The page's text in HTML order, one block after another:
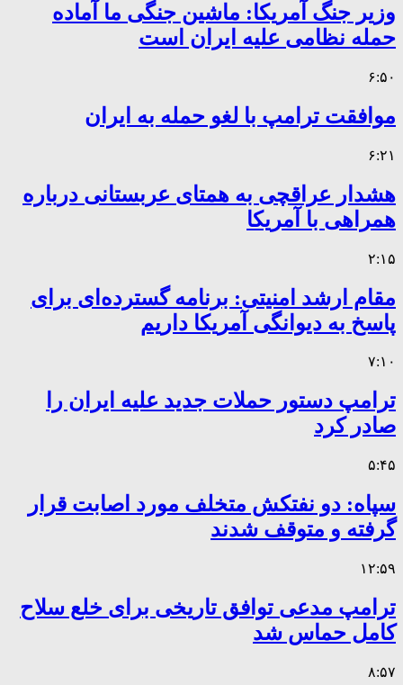
وزیر جنگ آمریکا: ماشین جنگی ما آماده
حمله نظامی علیه ایران است
۶:۵۰
موافقت ترامپ با لغو حمله به ایران
۶:۲۱
هشدار عراقچی به همتای عربستانی درباره
همراهی با آمریکا
۲:۱۵
مقام ارشد امنیتی: برنامه گسترده‌ای برای
پاسخ به دیوانگی آمریکا داریم
۷:۱۰
ترامپ دستور حملات جدید علیه ایران را
صادر کرد
۵:۴۵
سپاه: دو نفتکش متخلف مورد اصابت قرار
گرفته و متوقف شدند
۱۲:۵۹
ترامپ مدعی توافق تاریخی برای خلع سلاح
کامل حماس شد
۸:۵۷